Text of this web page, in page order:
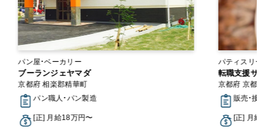
パン屋・ベーカリー
ブーランジェヤマダ
京都府 相楽郡精華町
パン職人・パン製造
[正] 月給18万円〜
パティスリー・スイー
ー
転職支援サー
京都府 京都市
販売・接客
[正] 月給